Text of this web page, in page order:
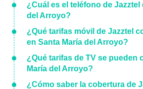
¿Cuál es el teléfono de Jazztel
del Arroyo?
¿Qué tarifas móvil de Jazztel
en Santa María del Arroyo?
¿Qué tarifas de TV se pueden
María del Arroyo?
¿Cómo saber la cobertura de